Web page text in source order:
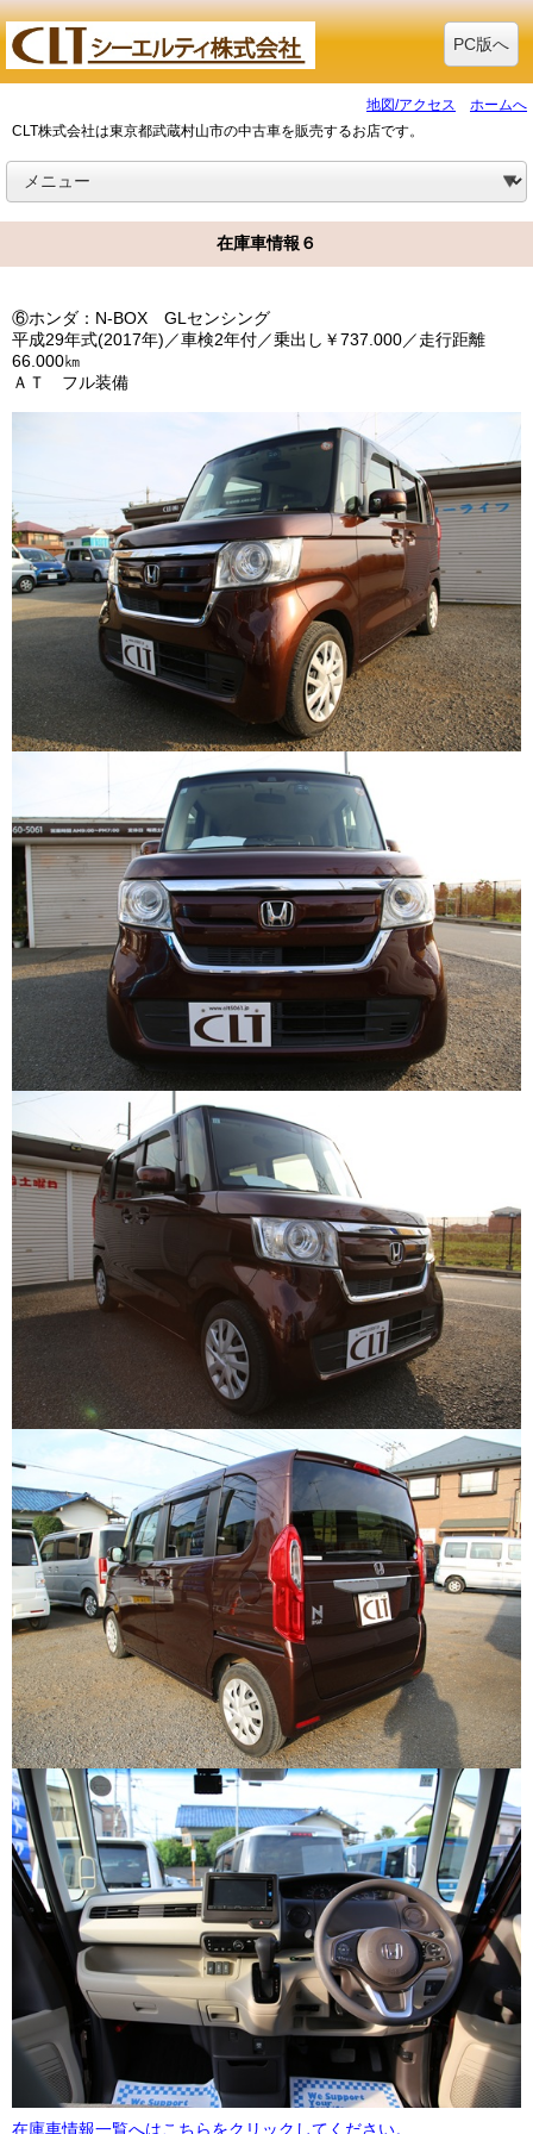
PC版へ
地図/アクセス
ホームへ
CLT株式会社は東京都武蔵村山市の中古車を販売するお店です。
在庫車情報６
⑥ホンダ：N-BOX GLセンシング
平成29年式(2017年)／車検2年付／乗出し￥737.000／走行距離
66.000㎞
ＡＴ フル装備
在庫車情報一覧へはこちらをクリックしてください。